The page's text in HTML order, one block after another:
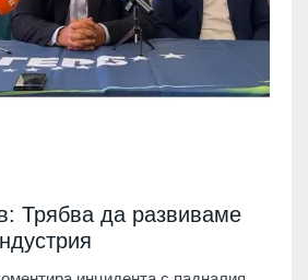
Трябва да развиваме